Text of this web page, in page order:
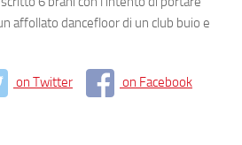
affollato dancefloor di un club buio e
on Twitter on Facebook